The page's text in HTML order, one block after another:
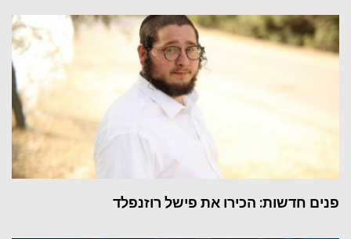
פנים חדשות: הכירו את פישל רוזנפלד